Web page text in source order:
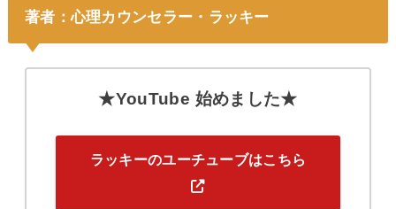
著者：心理カウンセラー・ラッキー
★YouTube 始めました★
ラッキーのユーチューブはこちら